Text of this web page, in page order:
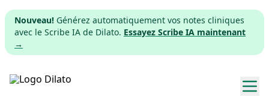
Nouveau! Générez automatiquement vos notes cliniques
avec le Scribe IA de Dilato. Essayez Scribe IA maintenant
→